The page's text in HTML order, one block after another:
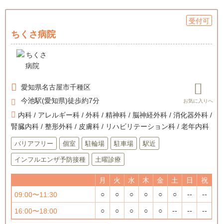
受付可
ちくさ病院
愛知県名古屋市千種区
今池駅(愛知県)徒歩約7分
内科 / アレルギー科 / 外科 / 精神科 / 脳神経外科 / 消化器外科 /
腎臓内科 / 整形外科 / 皮膚科 / リハビリテーション科 / 老年内科
バリアフリー 個室 駐輪場 駐車場 駅近
インフルエンザ予防接種 土曜診療
月 火 水 木 金 土 日
祝
09:00〜11:30
○ ○ ○ ○ ○ ○ -- --
16:00〜18:00 ○ ○ ○ ○ ○ -- -- --